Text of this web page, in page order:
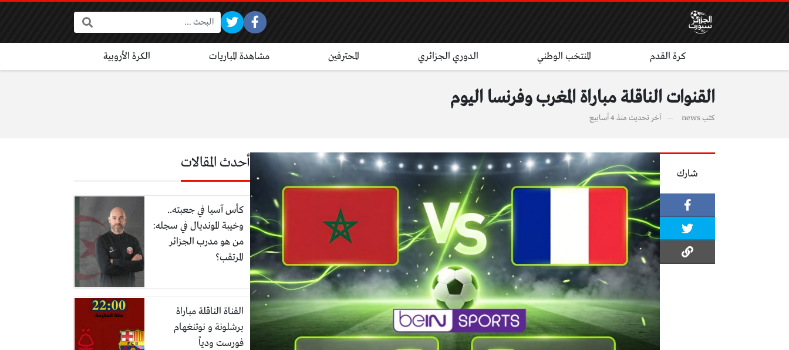
البحث:
كرة القدم المنتخب الوطني الدوري الجزائري المحترفين مشاهدة المباريات الكرة الأروبية
القنوات الناقلة مباراة المغرب وفرنسا اليوم
كتبnews آخر تحديث منذ 4 أسابيع
شارك
أحدث المقالات
كأس آسيا في جعبته..
وخيبة المونديال في سجله:
من هو مدرب الجزائر
المرتقب؟
القناة الناقلة مباراة
برشلونة و نوتنغهام
فورست ودياً